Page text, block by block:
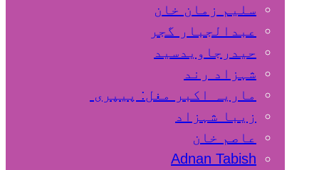
سلیم زمان خان
عبدالجبار گجر
حیدرجاویدسید
شہزاد رند
ماریہ اکبر مغل: پیپری
زیبا شہزاد
عاصم خان
Adnan Tabish